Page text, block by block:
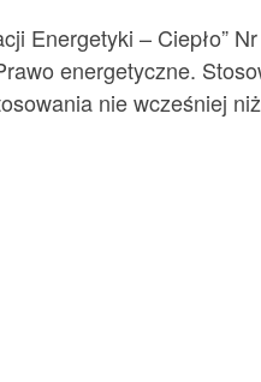
Energetyki – Ciepło”
energetyczne.
nie wcześniej